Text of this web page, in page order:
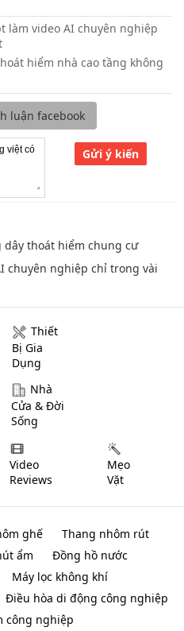
làm video AI chuyên nghiệp
hiểm nhà cao tầng không
luận facebook
Gửi ý kiến
thoát hiểm chung cư
chuyên nghiệp chỉ trong vài
Thiết
Bị Gia
Dụng
Nhà
Cửa & Đời
Sống
Video
Reviews
Mẹo
Vặt
ghế
Thang nhôm rút
ẩm
Đồng hồ nước
Máy lọc không khí
Điều hòa di động công nghiệp
công nghiệp